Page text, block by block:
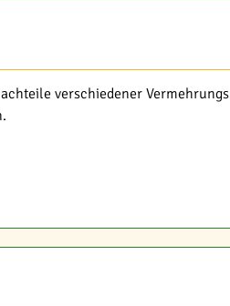
verschiedener